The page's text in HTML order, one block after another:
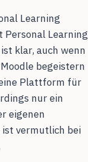
Learning
Learning
klar, auch wenn
begeistern
Plattform für
nur ein
eigenen
ist vermutlich bei